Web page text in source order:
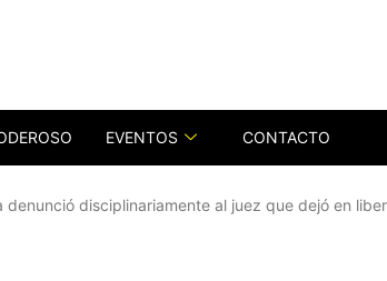
EVENTOS CONTACTO
denunció disciplinariamente al juez que dejó en